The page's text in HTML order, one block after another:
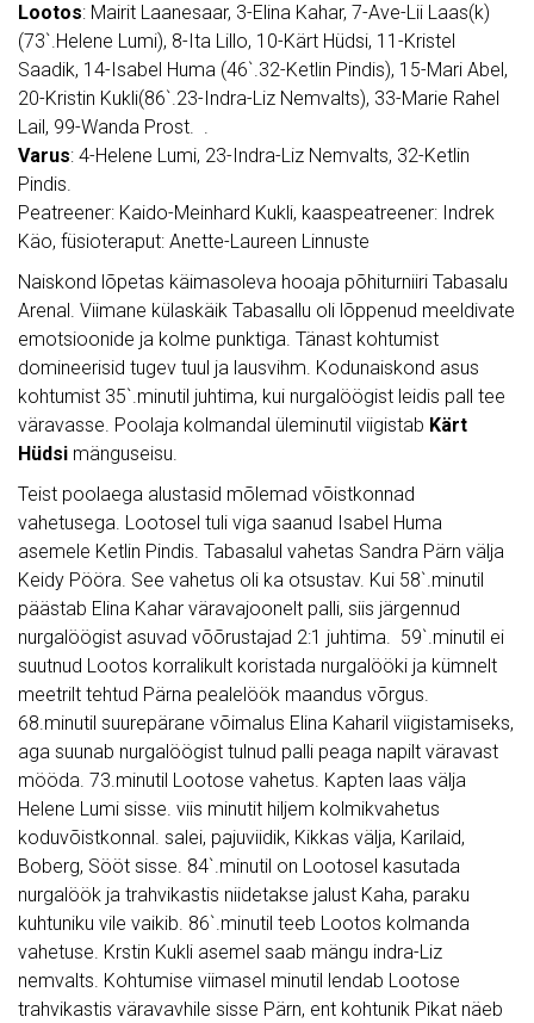
Lootos: Mairit Laanesaar, 3-Elina Kahar, 7-Ave-Lii Laas(k)
(73`.Helene Lumi), 8-Ita Lillo, 10-Kärt Hüdsi, 11-Kristel
Saadik, 14-Isabel Huma (46`.32-Ketlin Pindis), 15-Mari Abel,
20-Kristin Kukli(86`.23-Indra-Liz Nemvalts), 33-Marie Rahel
Lail, 99-Wanda Prost. .
Varus: 4-Helene Lumi, 23-Indra-Liz Nemvalts, 32-Ketlin
Pindis.
Peatreener: Kaido-Meinhard Kukli, kaaspeatreener: Indrek
Käo, füsioteraput: Anette-Laureen Linnuste
Naiskond lõpetas käimasoleva hooaja põhiturniiri Tabasalu
Arenal. Viimane külaskäik Tabasallu oli lõppenud meeldivate
emotsioonide ja kolme punktiga. Tänast kohtumist
domineerisid tugev tuul ja lausvihm. Kodunaiskond asus
kohtumist 35`.minutil juhtima, kui nurgalöögist leidis pall tee
väravasse. Poolaja kolmandal üleminutil viigistab Kärt
Hüdsi mänguseisu.
Teist poolaega alustasid mõlemad võistkonnad
vahetusega. Lootosel tuli viga saanud Isabel Huma
asemele Ketlin Pindis. Tabasalul vahetas Sandra Pärn välja
Keidy Pööra. See vahetus oli ka otsustav. Kui 58`.minutil
päästab Elina Kahar väravajoonelt palli, siis järgennud
nurgalöögist asuvad võõrustajad 2:1 juhtima. 59`.minutil ei
suutnud Lootos korralikult koristada nurgalööki ja kümnelt
meetrilt tehtud Pärna pealelöök maandus võrgus.
68.minutil suurepärane võimalus Elina Kaharil viigistamiseks,
aga suunab nurgalöögist tulnud palli peaga napilt väravast
mööda. 73.minutil Lootose vahetus. Kapten laas välja
Helene Lumi sisse. viis minutit hiljem kolmikvahetus
koduvõistkonnal. salei, pajuviidik, Kikkas välja, Karilaid,
Boberg, Sööt sisse. 84`.minutil on Lootosel kasutada
nurgalöök ja trahvikastis niidetakse jalust Kaha, paraku
kuhtuniku vile vaikib. 86`.minutil teeb Lootos kolmanda
vahetuse. Krstin Kukli asemel saab mängu indra-Liz
nemvalts. Kohtumise viimasel minutil lendab Lootose
trahvikastis väravavhile sisse Pärn, ent kohtunik Pikat näeb